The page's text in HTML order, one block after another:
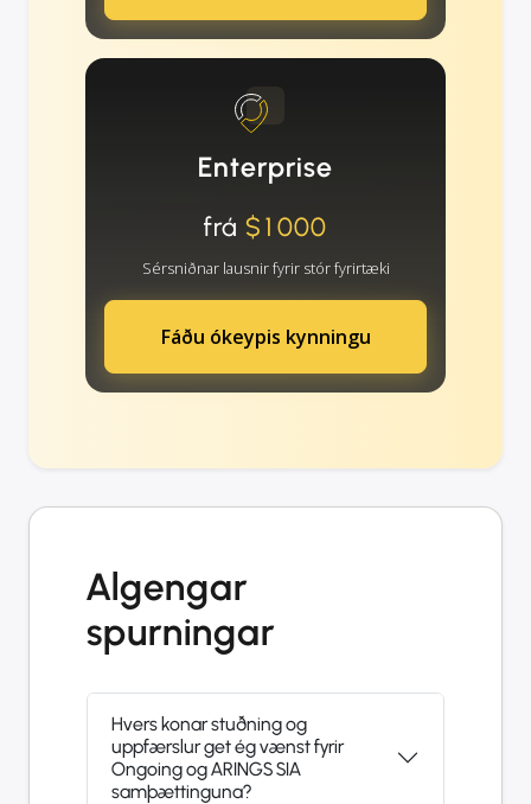
Enterprise
frá $1000
Sérsniðnar lausnir fyrir stór fyrirtæki
Fáðu ókeypis kynningu
Algengar
spurningar
Hvers konar stuðning og
uppfærslur get ég vænst fyrir
Ongoing og ARINGS SIA
samþættinguna?